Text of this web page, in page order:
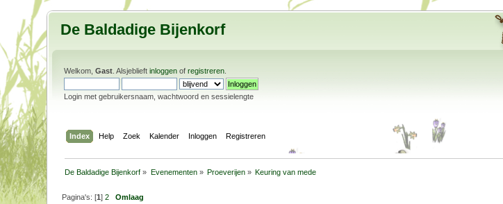
De Baldadige Bijenkorf
Welkom,Gast . Alsjeblieftinloggen ofregistreren
Login met gebruikersnaam, wachtwoord en sessielengte
Index Help Zoek Kalender Inloggen Registreren
De Baldadige Bijenkorf » Evenementen» Proeverijen » Keuring van mede
Pagina's: [1]2 Omlaag